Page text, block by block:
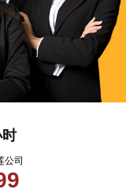
公司